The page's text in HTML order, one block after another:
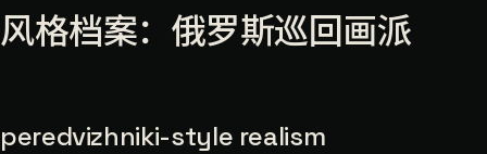
风格档案：俄罗斯巡回画派
peredvizhniki-style realism